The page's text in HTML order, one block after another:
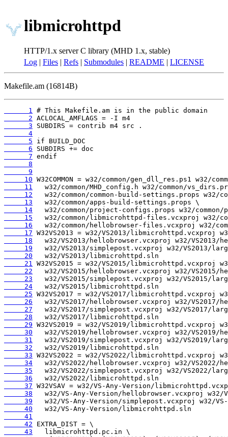
libmicrohttpd
HTTP/1.x server C library (MHD 1.x, stable)
Log | Files | Refs | Submodules | README | LICENSE
Makefile.am (16814B)
      1
      2
      3
      4
      5
      6
      7
      8
      9
     10
     11
     12
     13
     14
     15
     16
     17
     18
     19
     20
     21
     22
     23
     24
     25
     26
     27
     28
     29
     30
     31
     32
     33
     34
     35
     36
     37
     38
     39
     40
     41
     42
     43